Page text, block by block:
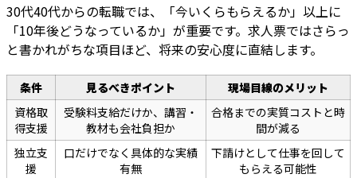
30代40代からの転職では、「今いくらもらえるか」以上に
「10年後どうなっているか」が重要です。求人票ではさらっ
と書かれがちな項目ほど、将来の安心度に直結します。
条件 見るべきポイント
現場目線のメリット
資格取
得支援
受験料支給だけか、講習・
教材も会社負担か
合格までの実質コストと時
間が減る
独立支
援
口だけでなく具体的な実績
有無
下請けとして仕事を回して
もらえる可能性